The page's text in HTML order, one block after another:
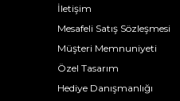
İletişim
Mesafeli Satış Sözleşmesi
Müşteri Memnuniyeti
Özel Tasarım
Hediye Danışmanlığı